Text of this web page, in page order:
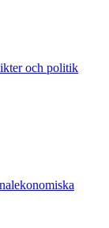
och politik